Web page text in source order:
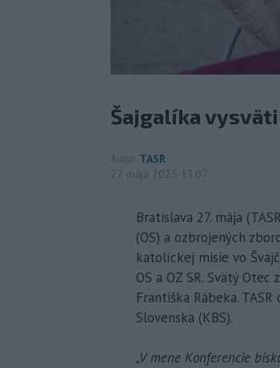
Šajgalíka
Autor TASR
27. mája 2025 13:07
Bratislava 27. mája
(OS) a ozbrojených
katolíckej misie vo
OS a OZ SR. Svätý
Františka Rábeka.
Slovenska (KBS).
„V mene Konferencie